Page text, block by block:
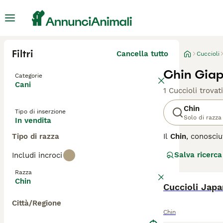
Filtri Cancella tutto
Categorie
Cani
Tipo di inserzione
In vendita
Tipo di razza
Includi incroci
Razza
Chin
Città/Regione
Cuccioli
Chin
1 Cuccioli trovati
Chin
Solo di razza
Il Chin,
giapponesi da
cane". La razza
Il Chin è un
lungo, setoso
dai grandi
Salva ricerca
Cuccioli
Chin